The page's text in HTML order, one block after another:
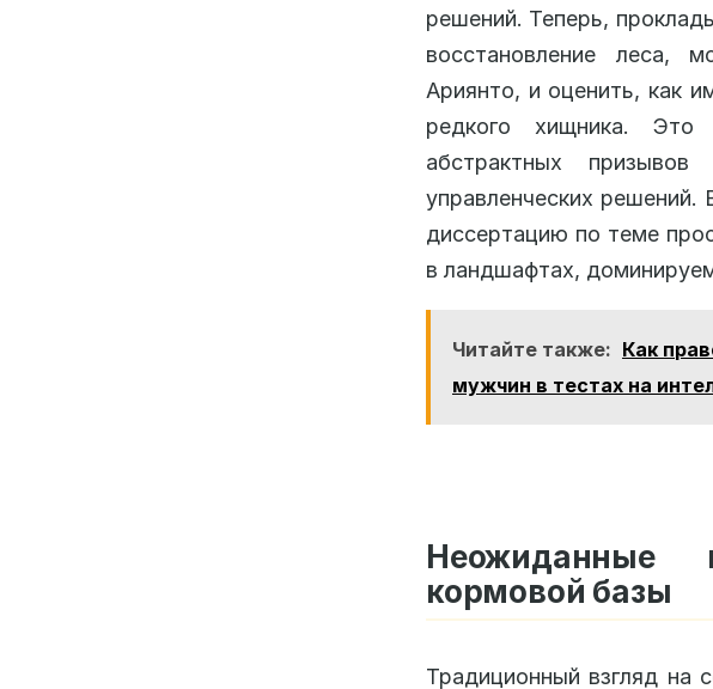
решений. Теперь,
восстановление леса,
Ариянто, и оценить, как
редкого хищника.
абстрактных
управленческих
диссертацию по теме
в ландшафтах,
Читайте также: Как
мужчин в тестах на
Неожиданные
кормовой базы
Традиционный взгляд на